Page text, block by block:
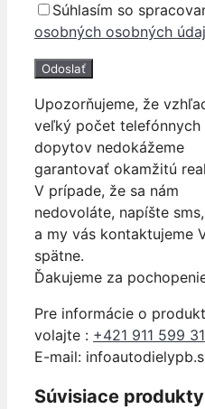
Súhlasím so
osobných osobných
Upozorňujeme, že
veľký počet telefónnych
dopytov nedokážeme
garantovať okamžitú
V prípade, že sa nám
nedovoláte, napíšte
a my vás kontaktujeme
spätne.
Ďakujeme za
Pre informácie o
volajte : +421 911 599
E-mail: info
Súvisiace produkty